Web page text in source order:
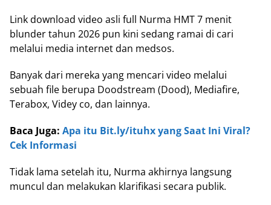
Link download video asli full Nurma HMT 7 menit
blunder tahun 2026 pun kini sedang ramai di cari
melalui media internet dan medsos.
Banyak dari mereka yang mencari video melalui
sebuah file berupa Doodstream (Dood), Mediafire,
Terabox, Videy co, dan lainnya.
Baca Juga: Apa itu Bit.ly/ituhx yang Saat Ini Viral?
Cek Informasi
Tidak lama setelah itu, Nurma akhirnya langsung
muncul dan melakukan klarifikasi secara publik.